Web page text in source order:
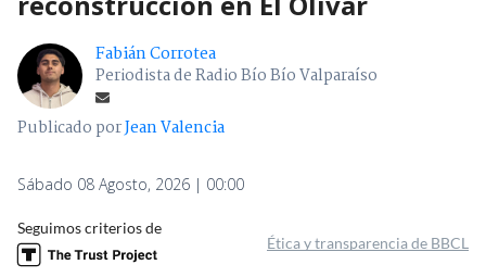
Fabián Corrotea
Periodista de Radio Bío Bío Valparaíso
Publicado porJean Valencia
Sábado 08 Agosto, 2026 | 00:00
Seguimos criterios de
Ética y transparencia de BBCL